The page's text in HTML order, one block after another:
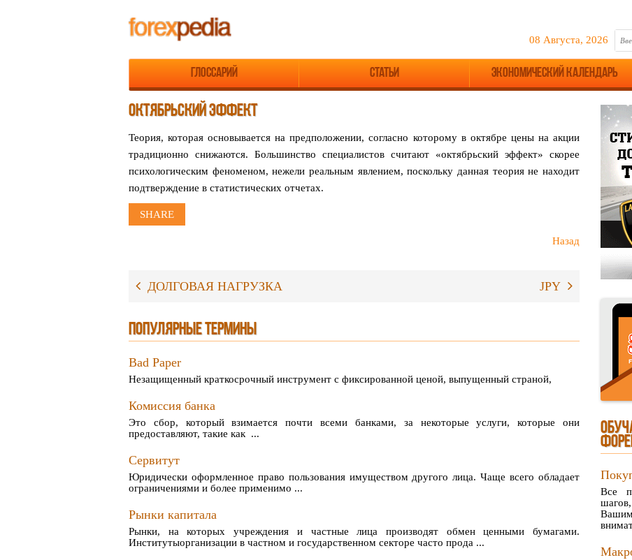
08 Августа, 2026
Глоссарий Статьи Экономический календарь
ОКТЯБРЬСКИЙ ЭФФЕКТ
Теория, которая основывается на предположении, согласно которому в октябре цены на акции
традиционно снижаются. Большинство специалистов считают «октябрьский эффект» скорее
психологическим феноменом, нежели реальным явлением, поскольку данная теория не находит
подтверждение в статистических отчетах.
SHARE
Назад
ДОЛГОВАЯ НАГРУЗКА JPY
ПОПУЛЯРНЫЕ ТЕРМИНЫ
Bad Paper
Незащищенный краткосрочный инструмент с фиксированной ценой, выпущенный страной,
Комиссия банка
Это сбор, который взимается почти всеми банками, за некоторые услуги, которые они
предоставляют, такие как ...
Сервитут
Юридически оформленное право пользования имуществом другого лица. Чаще всего обладает
ограничениями и более применимо ...
Рынки капитала
Рынки, на которых учреждения и частные лица производят обмен ценными бумагами.
Институтыорганизации в частном и государственном секторе часто прода ...
Все